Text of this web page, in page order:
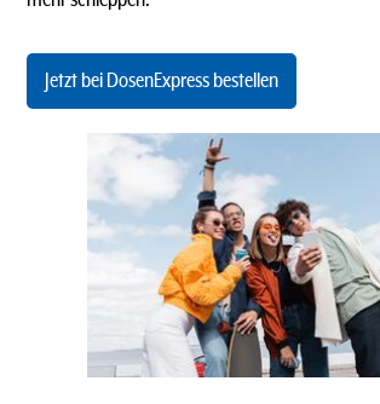
Jetzt bei DosenExpress bestellen